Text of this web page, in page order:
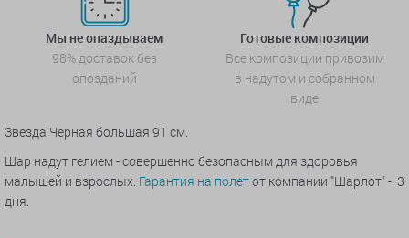
Мы не опаздываем
98% доставок без
опозданий
Готовые композиции
Все композиции привозим
в надутом и собранном
виде
Звезда Черная большая 91 см.
Шар надут гелием - совершенно безопасным для здоровья
малышей и взрослых. Гарантия на полетот компании "Шарлот" - 3
дня.